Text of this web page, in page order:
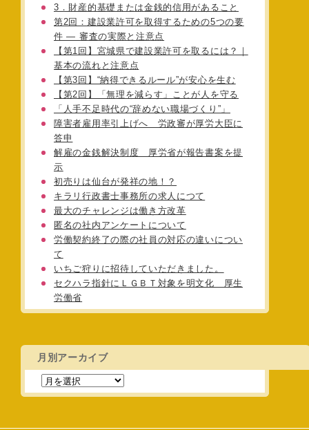
3．財産的基礎または金銭的信用があること
第2回：建設業許可を取得するための5つの要
件 ― 審査の実際と注意点
【第1回】宮城県で建設業許可を取るには？｜
基本の流れと注意点
【第3回】“納得できるルール”が安心を生む
【第2回】「無理を減らす」ことが人を守る
「人手不足時代の“辞めない職場づくり”」
障害者雇用率引上げへ 労政審が厚労大臣に
答申
解雇の金銭解決制度 厚労省が報告書案を提
示
初売りは仙台が発祥の地！？
キラリ行政書士事務所の求人につて
最大のチャレンジは働き方改革
匿名の社内アンケートについて
労働契約終了の際の社員の対応の違いについ
て
いちご狩りに招待していただきました。
セクハラ指針にＬＧＢＴ対象を明文化 厚生
労働省
月別アーカイブ